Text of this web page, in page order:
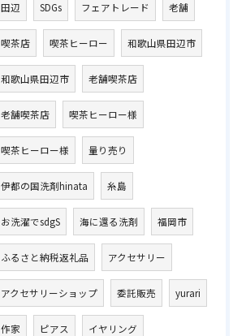
田辺 SDGs フェアトレード 老舗
喫茶店 喫茶ヒーロー 和歌山県田辺市
和歌山県田辺市 老舗喫茶店
老舗喫茶店 喫茶ヒーロー様
喫茶ヒーロー様 量り売り
伊都の国洗剤hinata 糸島
お洗濯でsdgS 海に還る洗剤 福岡市
ふるさと納税返礼品 アクセサリー
アクセサリーショップ 委託販売 yurari
作家 ピアス イヤリング